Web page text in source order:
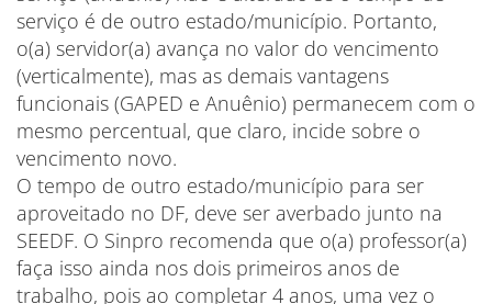
serviço é de outro estado/município. Portanto,
o(a) servidor(a) avança no valor do vencimento
(verticalmente), mas as demais vantagens
funcionais (GAPED e Anuênio) permanecem com o
mesmo percentual, que claro, incide sobre o
vencimento novo.
O tempo de outro estado/município para ser
aproveitado no DF, deve ser averbado junto na
SEEDF. O Sinpro recomenda que o(a) professor(a)
faça isso ainda nos dois primeiros anos de
trabalho, pois ao completar 4 anos, uma vez o